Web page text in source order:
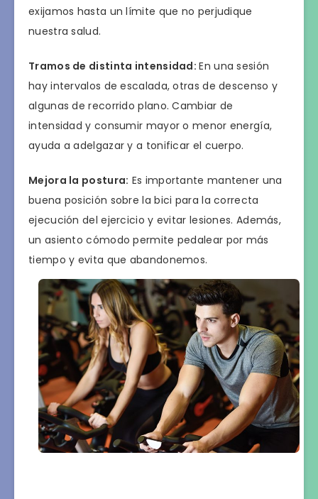
exijamos hasta un límite que no perjudique
nuestra salud.
Tramos de distinta intensidad:En una sesión
hay intervalos de escalada, otras de descenso y
algunas de recorrido plano. Cambiar de
intensidad y consumir mayor o menor energía,
ayuda a adelgazar y a tonificar el cuerpo.
Mejora la postura: Es importante mantener una
buena posición sobre la bici para la correcta
ejecución del ejercicio y evitar lesiones. Además,
un asiento cómodo permite pedalear por más
tiempo y evita que abandonemos.